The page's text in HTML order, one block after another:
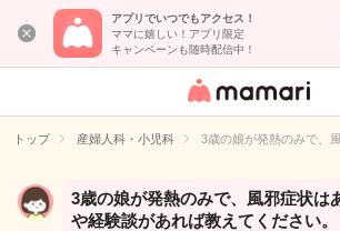
アプリでいつでもアクセス！
ママに嬉しい！アプリ限定
キャンペーンも随時配信中！
女性専用匿名QA
イト
トップ 産婦人科・小児科 3歳の娘が発熱のみで、
3歳の娘が発熱のみで、風邪症状は
や経験談があれば教えてください。